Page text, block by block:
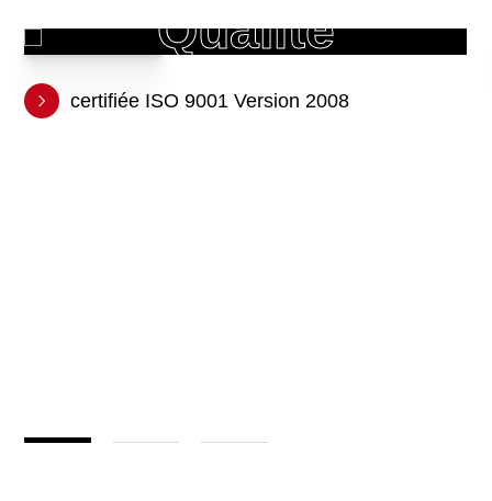
Qualité
certifiée ISO 9001 Version 2008